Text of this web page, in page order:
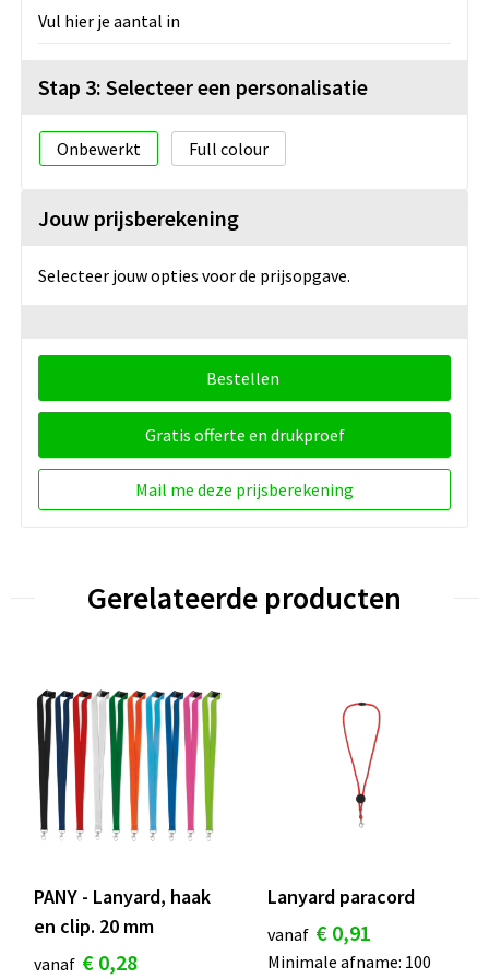
Vul hier je aantal in
Stap 3: Selecteer een personalisatie
Onbewerkt Full colour
Jouw prijsberekening
Selecteer jouw opties voor de prijsopgave.
Bestellen
Gratis offerte en drukproef
Mail me deze prijsberekening
Gerelateerde producten
PANY - Lanyard, haak
en clip. 20 mm
vanaf € 0,28
Lanyard paracord
vanaf € 0,91
Minimale afname: 100